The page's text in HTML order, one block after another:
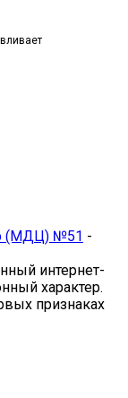
(МДЦ) №51 -
интернет-
характер.
признаках